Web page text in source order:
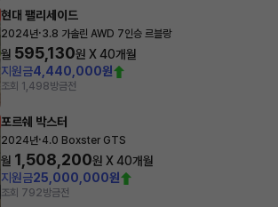
현대 팰리세이드
2024년·3.8 가솔린 AWD 7인승 르블랑
월 595,130원 X40개월
지원금4,440,000원
조회 1,498방금전
포르쉐 박스터
2024년·4.0 Boxster GTS
월 1,508,200원 X40개월
지원금25,000,000원
조회 792방금전